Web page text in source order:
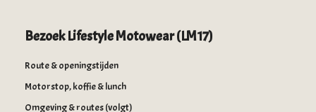
Bezoek Lifestyle Motowear (LM17)
Route & openingstijden
Motorstop, koffie & lunch
Omgeving & routes (volgt)